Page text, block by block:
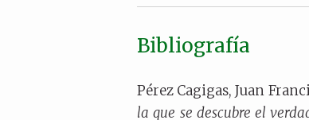
Bibliografía
Pérez Cagigas, Juan
la que se descubre el